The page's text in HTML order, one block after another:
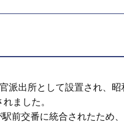
派出所として設置され、
ました。
前交番に統合されたため